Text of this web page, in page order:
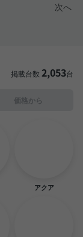
次へ
掲載台数 2,053台
価格から
アクア